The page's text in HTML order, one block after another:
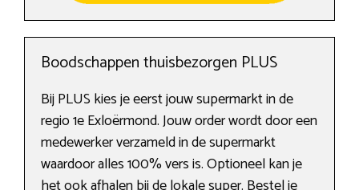
Boodschappen thuisbezorgen PLUS
Bij PLUS kies je eerst jouw supermarkt in de
regio 1e Exloërmond. Jouw order wordt door een
medewerker verzameld in de supermarkt
waardoor alles 100% vers is. Optioneel kan je